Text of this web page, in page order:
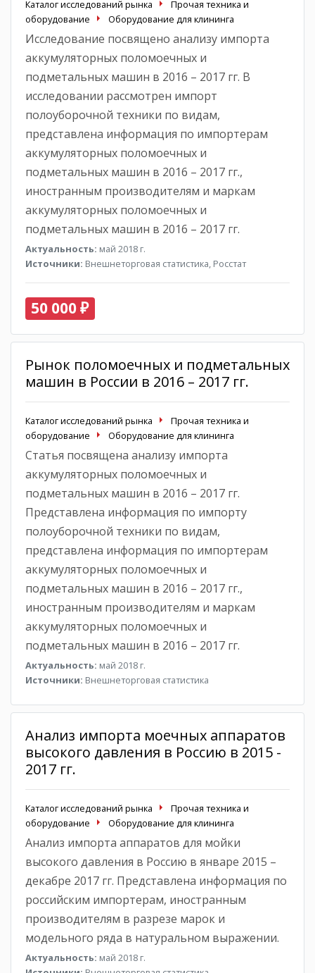
Каталог исследований рынка
Прочая техника и
оборудование
Оборудование для клининга
Исследование посвящено анализу импорта
аккумуляторных поломоечных и
подметальных машин в 2016 – 2017 гг. В
исследовании рассмотрен импорт
полоуборочной техники по видам,
представлена информация по импортерам
аккумуляторных поломоечных и
подметальных машин в 2016 – 2017 гг.,
иностранным производителям и маркам
аккумуляторных поломоечных и
подметальных машин в 2016 – 2017 гг.
Актуальность: май 2018 г.
Источники: Внешнеторговая статистика, Росстат
50 000 ₽
Рынок поломоечных и подметальных
машин в России в 2016 – 2017 гг.
Каталог исследований рынка
Прочая техника и
оборудование
Оборудование для клининга
Статья посвящена анализу импорта
аккумуляторных поломоечных и
подметальных машин в 2016 – 2017 гг.
Представлена информация по импорту
полоуборочной техники по видам,
представлена информация по импортерам
аккумуляторных поломоечных и
подметальных машин в 2016 – 2017 гг.,
иностранным производителям и маркам
аккумуляторных поломоечных и
подметальных машин в 2016 – 2017 гг.
Актуальность: май 2018 г.
Источники: Внешнеторговая статистика
Анализ импорта моечных аппаратов
высокого давления в Россию в 2015 -
2017 гг.
Каталог исследований рынка
Прочая техника и
оборудование
Оборудование для клининга
Анализ импорта аппаратов для мойки
высокого давления в Россию в январе 2015 –
декабре 2017 гг. Представлена информация по
российским импортерам, иностранным
производителям в разрезе марок и
модельного ряда в натуральном выражении.
Актуальность: май 2018 г.